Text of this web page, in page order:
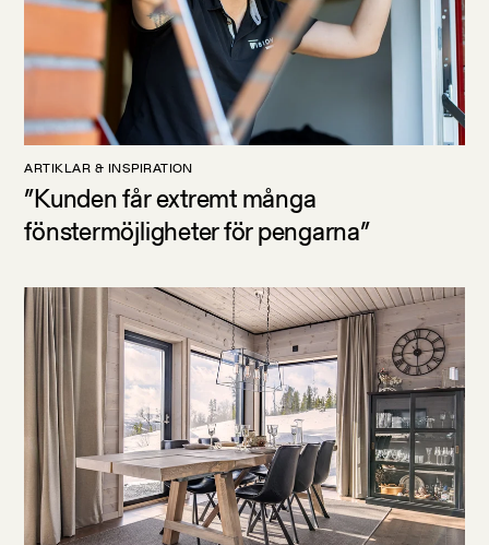
ARTIKLAR & INSPIRATION
”Kunden får extremt många
fönstermöjligheter för pengarna”